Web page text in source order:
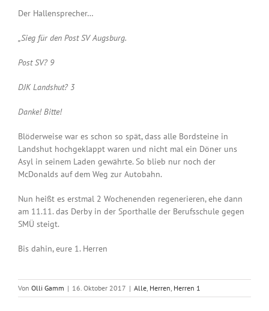
Der Hallensprecher…
„Sieg für den Post SV Augsburg.
Post SV? 9
DJK Landshut? 3
Danke! Bitte!
Blöderweise war es schon so spät, dass alle Bordsteine in
Landshut hochgeklappt waren und nicht mal ein Döner uns
Asyl in seinem Laden gewährte. So blieb nur noch der
McDonalds auf dem Weg zur Autobahn.
Nun heißt es erstmal 2 Wochenenden regenerieren, ehe dann
am 11.11. das Derby in der Sporthalle der Berufsschule gegen
SMÜ steigt.
Bis dahin, eure 1. Herren
Von Olli Gamm | 16. Oktober 2017 | Alle Herren Herren 1